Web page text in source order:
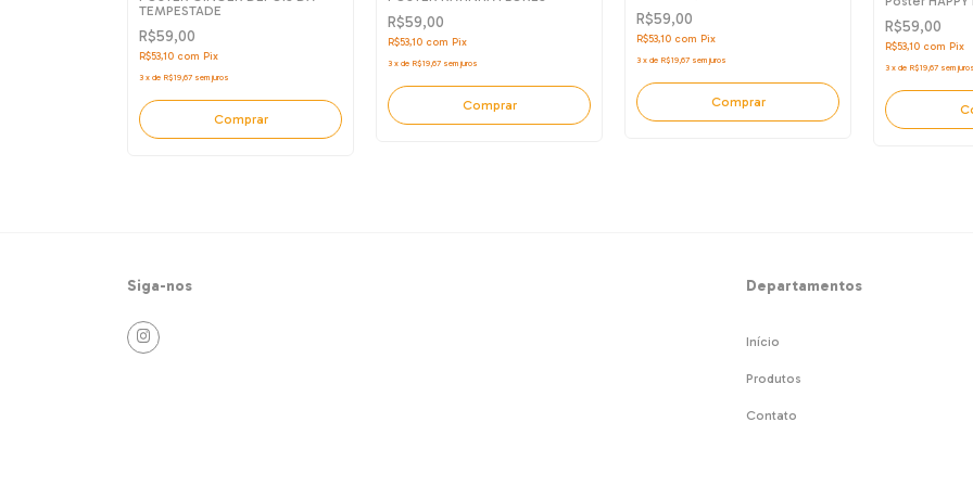
TEMPESTADE
R$59,00
R$53,10 com Pix
3 x de R$19,67 sem juros
Comprar
R$59,00
R$53,10 com Pix
3 x de R$19,67 sem juros
Comprar
R$59,00
R$53,10 com Pix
3 x de R$19,67 sem juros
Comprar
R$59,00
R$53,10 com Pix
3 x de R$19,67 sem juros
Siga-nos Departamentos
Início
Produtos
Contato